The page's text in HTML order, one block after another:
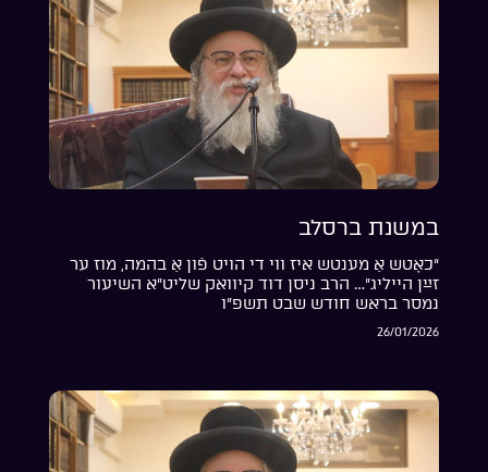
במשנת ברסלב
“כאָטש אַ מענטש איז ווי די הויט פֿון אַ בהמה, מוז ער
זײַן הייליג”… הרב ניסן דוד קיוואק שליט”א השיעור
נמסר בראש חודש שבט תשפ”ו
26/01/2026